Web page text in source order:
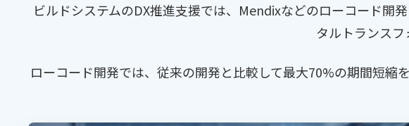
ビルドシステムのDX推進支援では、Mendixなどのローコード開
タルトランスフ
ローコード開発では、従来の開発と比較して最大70%の期間短